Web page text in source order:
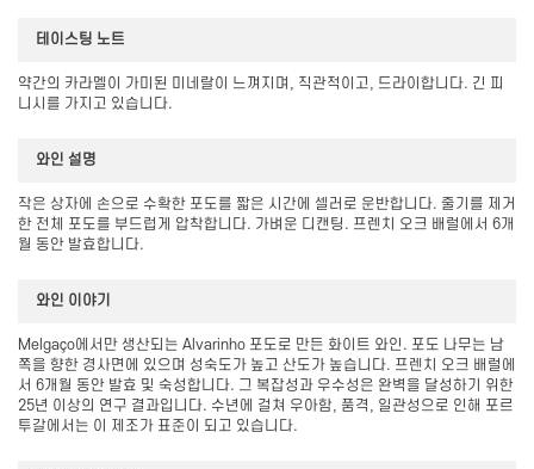
테이스팅 노트
약간의 카라멜이 가미된 미네랄이 느껴지며, 직관적이고, 드라이합니다. 긴 피
니시를 가지고 있습니다.
와인 설명
작은 상자에 손으로 수확한 포도를 짧은 시간에 셀러로 운반합니다. 줄기를 제거
한 전체 포도를 부드럽게 압착합니다. 가벼운 디캔팅. 프렌치 오크 배럴에서 6개
월 동안 발효합니다.
와인 이야기
Melgaço에서만 생산되는 Alvarinho 포도로 만든 화이트 와인. 포도 나무는 남
쪽을 향한 경사면에 있으며 성숙도가 높고 산도가 높습니다. 프렌치 오크 배럴에
서 6개월 동안 발효 및 숙성합니다. 그 복잡성과 우수성은 완벽을 달성하기 위한
25년 이상의 연구 결과입니다. 수년에 걸쳐 우아함, 품격, 일관성으로 인해 포르
투갈에서는 이 제조가 표준이 되고 있습니다.